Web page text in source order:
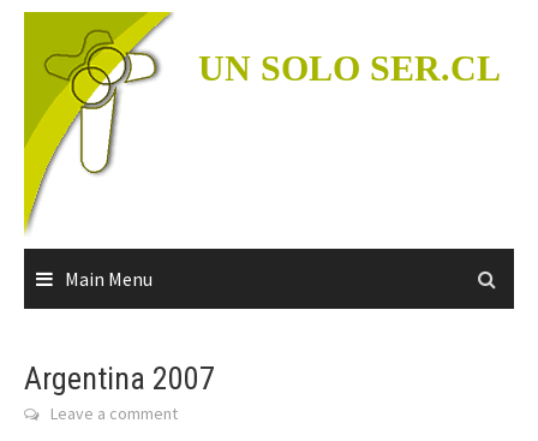
Skip
content
UN SOLO SER.CL
Main Menu
Argentina 2007
Leave a comment